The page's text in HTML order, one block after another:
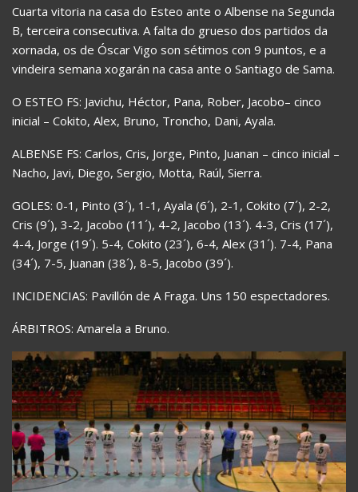
Cuarta vitoria na casa do Esteo ante o Albense na Segunda
B, terceira consecutiva. A falta do grueso dos partidos da
xornada, os de Óscar Vigo son sétimos con 9 puntos, e a
vindeira semana xogarán na casa ante o Santiago de Sama.
O ESTEO FS: Javichu, Héctor, Pana, Rober, Jacobo– cinco
inicial – Cokito, Alex, Bruno, Troncho, Dani, Ayala.
ALBENSE FS: Carlos, Cris, Jorge, Pinto, Juanan – cinco inicial –
Nacho, Javi, Diego, Sergio, Motta, Raúl, Sierra.
GOLES: 0-1, Pinto (3´), 1-1, Ayala (6´), 2-1, Cokito (7´), 2-2,
Cris (9´), 3-2, Jacobo (11´), 4-2, Jacobo (13´). 4-3, Cris (17´),
4-4, Jorge (19´). 5-4, Cokito (23´), 6-4, Alex (31´). 7-4, Pana
(34´), 7-5, Juanan (38´), 8-5, Jacobo (39´).
INCIDENCIAS: Pavillón de A Fraga. Uns 150 espectadores.
ÁRBITROS: Amarela a Bruno.